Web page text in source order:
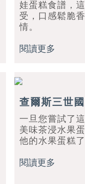
娃蛋糕食譜，
受，口感鬆脆
情。
閱讀更多
查爾斯三世
一旦您嘗試了
美味茶浸水果
他的水果蛋糕了
閱讀更多